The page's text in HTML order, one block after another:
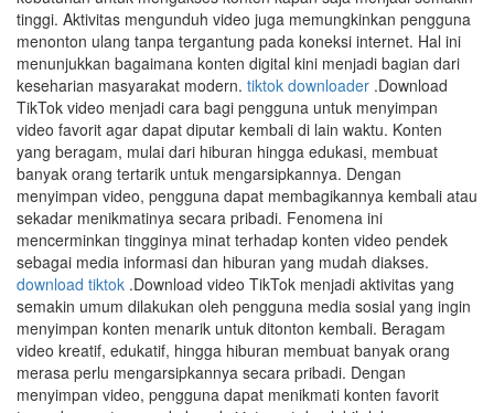
tinggi. Aktivitas mengunduh video juga memungkinkan pengguna
menonton ulang tanpa tergantung pada koneksi internet. Hal ini
menunjukkan bagaimana konten digital kini menjadi bagian dari
keseharian masyarakat modern. tiktok downloader .Download
TikTok video menjadi cara bagi pengguna untuk menyimpan
video favorit agar dapat diputar kembali di lain waktu. Konten
yang beragam, mulai dari hiburan hingga edukasi, membuat
banyak orang tertarik untuk mengarsipkannya. Dengan
menyimpan video, pengguna dapat membagikannya kembali atau
sekadar menikmatinya secara pribadi. Fenomena ini
mencerminkan tingginya minat terhadap konten video pendek
sebagai media informasi dan hiburan yang mudah diakses.
download tiktok .Download video TikTok menjadi aktivitas yang
semakin umum dilakukan oleh pengguna media sosial yang ingin
menyimpan konten menarik untuk ditonton kembali. Beragam
video kreatif, edukatif, hingga hiburan membuat banyak orang
merasa perlu mengarsipkannya secara pribadi. Dengan
menyimpan video, pengguna dapat menikmati konten favorit